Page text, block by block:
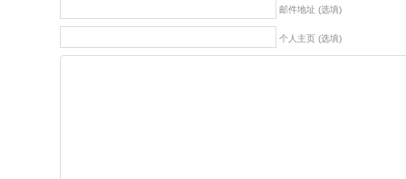
邮件地址 (选填)
个人主页 (选填)